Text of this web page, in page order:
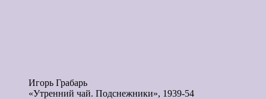
Игорь Грабарь
«Утренний чай. Подснежники», 1939-54